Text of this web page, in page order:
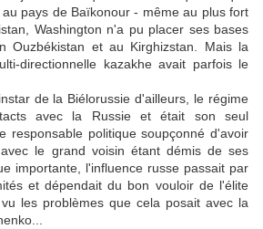
pays de Baïkonour - même au plus fort
Washington n'a pu placer ses bases
Ouzbékistan et au Kirghizstan. Mais la
directionnelle kazakhe avait parfois le
de la Biélorussie d'ailleurs, le régime
avec la Russie et était son seul
responsable politique soupçonné d'avoir
le grand voisin étant démis de ses
importante, l'influence russe passait par
et dépendait du bon vouloir de l'élite
les problèmes que cela posait avec la